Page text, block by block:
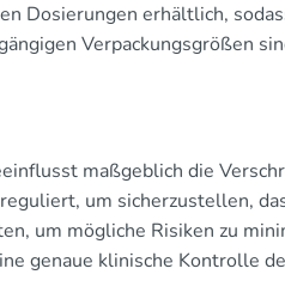
Dosierungen erhältlich,
Verpackungsgrößen
maßgeblich die
um sicherzustellen,
um mögliche Risiken zu
genaue klinische Kontrolle